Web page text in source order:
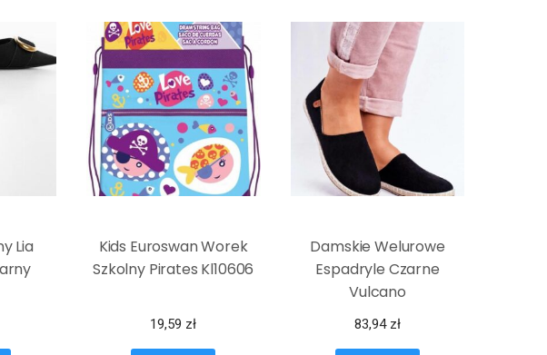
Lia
Kids Euroswan Worek
Szkolny Pirates Kl10606
19,59 zł
Damskie Welurowe
Espadryle Czarne
Vulcano
83,94 zł